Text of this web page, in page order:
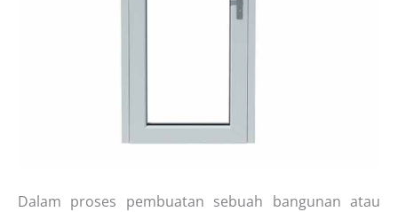
Dalam proses pembuatan sebuah bangunan atau